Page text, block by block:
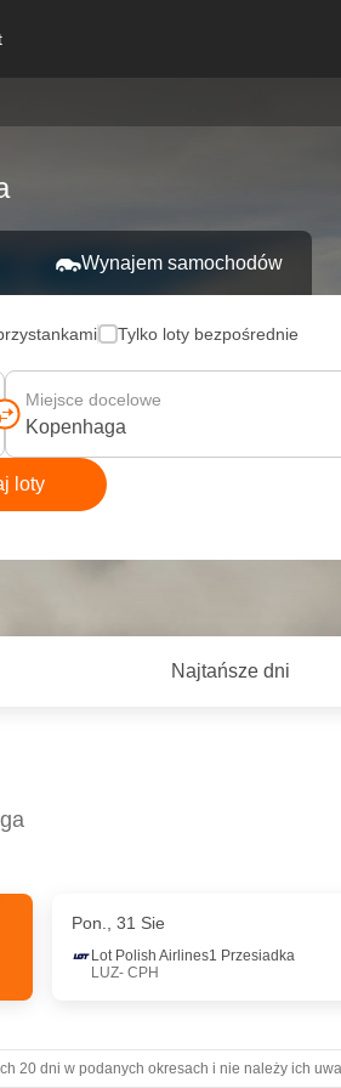
Wynajem samochodów
Tylko loty bezpośrednie
Miejsce docelowe
loty
Najtańsze dni
Pon., 31 Sie
Lot Polish Airlines1 Przesiadka
LUZ- CPH
20 dni w podanych okresach i nie należy ich